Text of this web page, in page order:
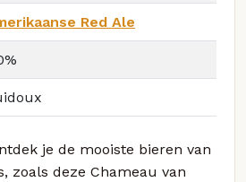
Red Ale
je de mooiste bieren van
zoals deze Chameau van